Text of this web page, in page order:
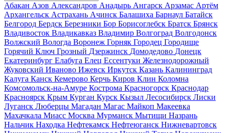
Абакан Азов Александров Анадырь Ангарск Арзамас Артём
Архангельск Астрахань Ачинск Балашиха Барнаул Батайск
Белгород Бердск Березники Бор Борисоглебск Братск Брянск
Владивосток Владикавказ Владимир Волгоград Волгодонск
Волжский Вологда Воронеж Горняк Городец Городище
Горячий Ключ Грозный Дзержинск Домодедово Донецк
Екатеринбург Елабуга Елец Ессентуки Железнодорожный
Жуковский Иваново Ижевск Иркутск Казань Калининград
Калуга Канск Кемерово Керчь Киров Клин Коломна
Комсомольск-на-Амуре Кострома Красногорск Краснодар
Красноярск Крым Курган Курск Кызыл Лесосибирск Лиски
Луганск Люберцы Магадан Магас Майкоп Макеевка
Махачкала Миасс Москва Мурманск Мытищи Назрань
Нальчик Находка Нефтекамск Нефтеюганск Нижневартовск